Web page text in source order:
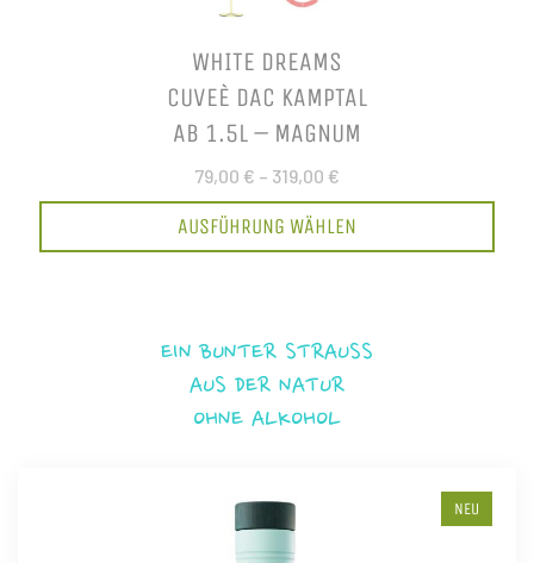
WHITE DREAMS
CUVEÈ DAC KAMPTAL
AB 1.5L – MAGNUM
79,00 € – 319,00 €
AUSFÜHRUNG WÄHLEN
EIN BUNTER STRAUSS
AUS DER NATUR
OHNE ALKOHOL
NEU